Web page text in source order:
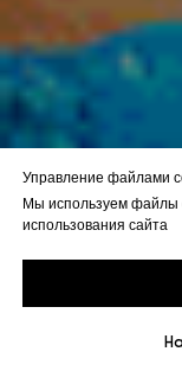
Управление файлами
Мы используем файлы
использования сайта